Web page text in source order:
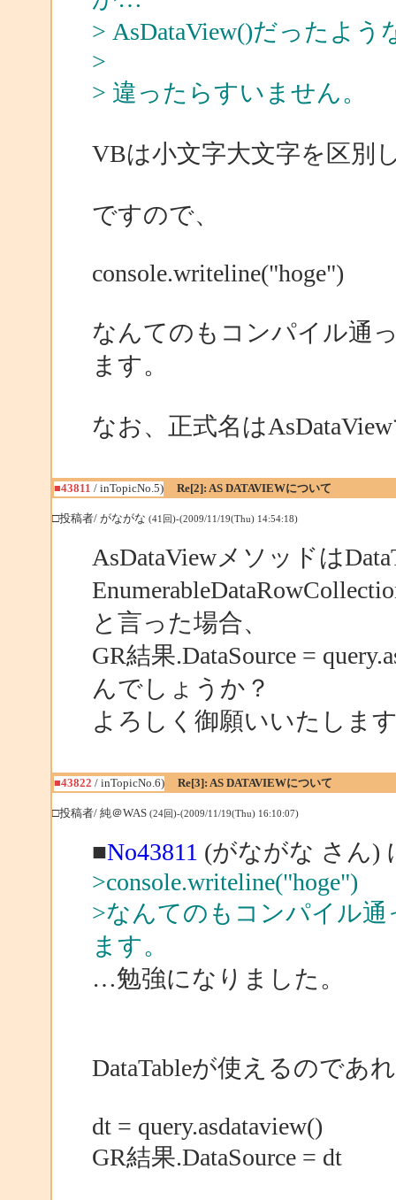
> AsDataView()だったよ
>
> 違ったらすいません。
VBは小文字大文字を区別
ですので、
console.writeline("hoge")
なんてのもコンパイル通
ます。
なお、正式名は
■43811 / inTopicNo.5) Re[2]: AS DATAVIEWについて
□投稿者/ がながな (41回)-(2009/11/19(Thu) 14:54:18)
AsDataViewメソッドは
と言った場合、
GR結果.DataSource =
んでしょうか？
よろしく御願いいたしま
■43822 / inTopicNo.6) Re[3]: AS DATAVIEWについて
□投稿者/ 純＠WAS (24回)-(2009/11/19(Thu) 16:10:07)
■No43811 (がながな さん)
>console.writeline("hoge")
>なんてのもコンパイル
ます。
…勉強になりました。
DataTableが使えるのであ
dt = query.asdataview()
GR結果.DataSource = dt